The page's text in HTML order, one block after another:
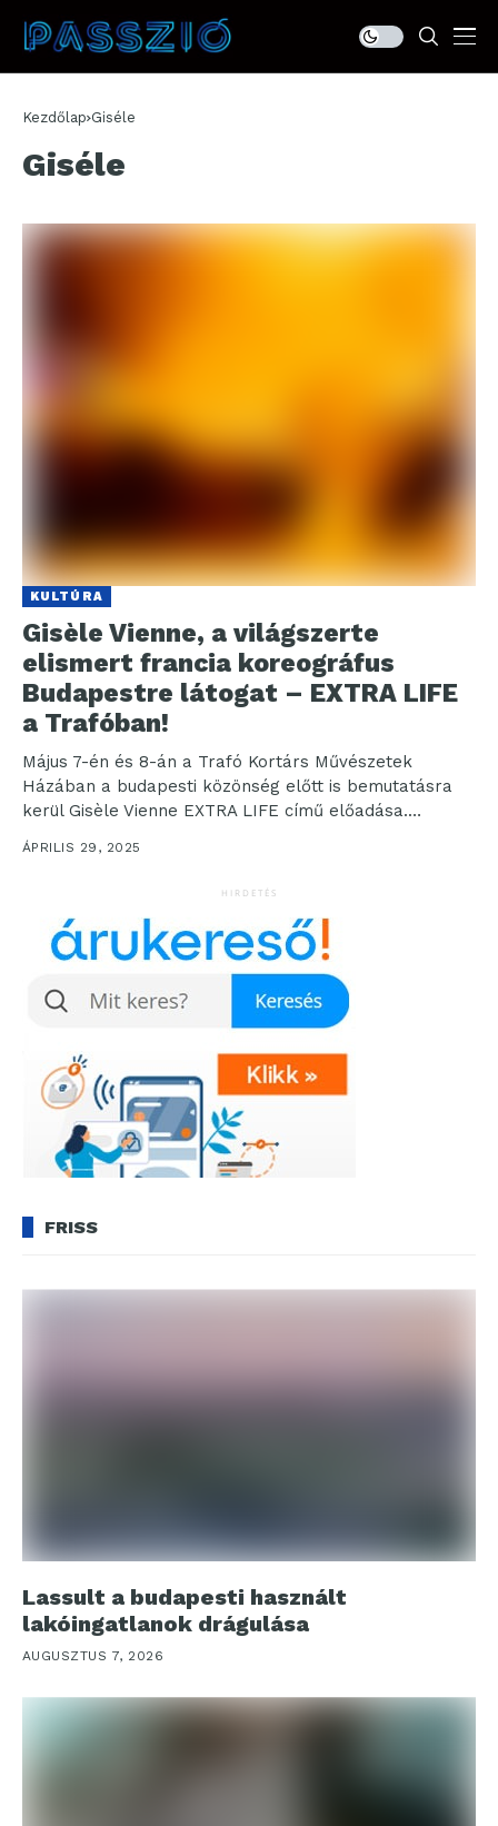
Kezdőlap Giséle
Giséle
KULTÚRA
Gisèle Vienne, a világszerte
elismert francia koreográfus
Budapestre látogat – EXTRA LIFE
a Trafóban!
Május 7-én és 8-án a Trafó Kortárs Művészetek
Házában a budapesti közönség előtt is bemutatásra
kerül Gisèle Vienne EXTRA LIFE című előadása.
Vienne...
ÁPRILIS 29, 2025
HIRDETÉS
FRISS
Lassult a budapesti használt
lakóingatlanok drágulása
AUGUSZTUS 7, 2026